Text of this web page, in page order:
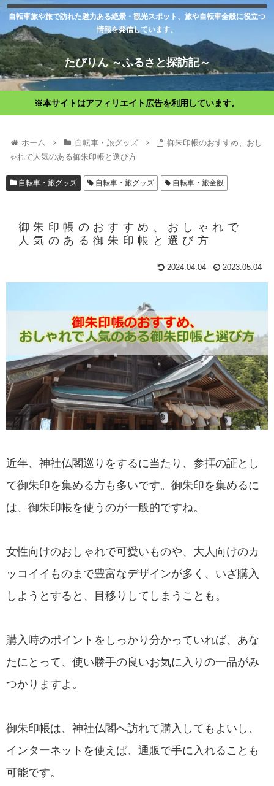
自転車旅や旅で訪れた魅力ある絶景・観光スポット、旅や自転車全般に役立つ
情報を発信しています。
たびりん ～ふるさと探訪記～
※本サイトはアフィリエイト広告を利用しています。
ホーム 自転車・旅グッズ
御朱印帳のおすすめ、おし
ゃれで人気のある御朱印帳と選び方
自転車・旅グッズ 自転車・旅グッズ 自転車・旅全般
御朱印帳のおすすめ、おしゃれで
人気のある御朱印帳と選び方
2024.04.04 2023.05.04
近年、神社仏閣巡りをするに当たり、参拝の証とし
て御朱印を集める方も多いです。御朱印を集めるに
は、御朱印帳を使うのが一般的ですね。
女性向けのおしゃれで可愛いものや、大人向けのカ
ッコイイものまで豊富なデザインが多く、いざ購入
しようとすると、目移りしてしまうことも。
購入時のポイントをしっかり分かっていれば、あな
たにとって、使い勝手の良いお気に入りの一品がみ
つかりますよ。
御朱印帳は、神社仏閣へ訪れて購入してもよいし、
インターネットを使えば、通販で手に入れることも
可能です。